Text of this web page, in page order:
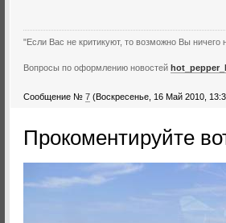
"Если Вас не критикуют, то возможно Вы ничего
Вопросы по оформлению новостей
Сообщение № 7 (Воскресенье, 16 Май 2010,
Прокоментируйте